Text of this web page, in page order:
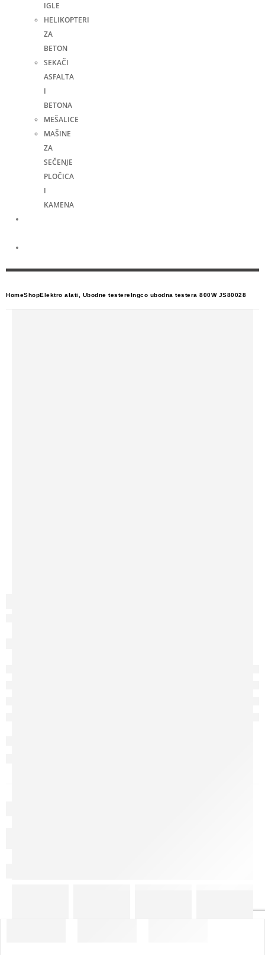
IGLE
HELIKOPTERI
ZA
BETON
SEKAČI
ASFALTA
I
BETONA
MEŠALICE
MAŠINE
ZA
SEČENJE
PLOČICA
I
KAMENA
HomeShopElektro alati Ubodne testereIngco ubodna testera 800W JS80028